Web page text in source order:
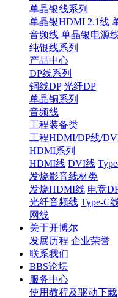
单晶银线系列
单晶银HDMI 2.1线
音频线 单晶银电源
纯银线系列
产品中心
DP线系列
铜线DP 光纤DP
单晶铜系列
音频线
工程装备类
工程HDMI/DP线/
HDMI系列
HDMI线 DVI线
发烧影音线材类
发烧HDMI线 电竞
光纤音频线 Type-C
网线
关于开博尔
发展历程 企业荣誉
联系我们
BBS论坛
服务中心
使用教程及驱动下载